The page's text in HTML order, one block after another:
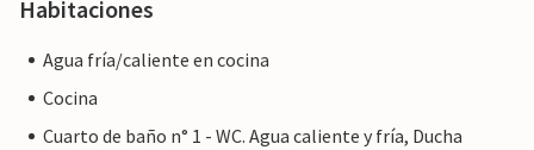
Habitaciones
Agua fría/caliente en cocina
Cocina
Cuarto de baño n° 1 - WC. Agua caliente y fría, Ducha